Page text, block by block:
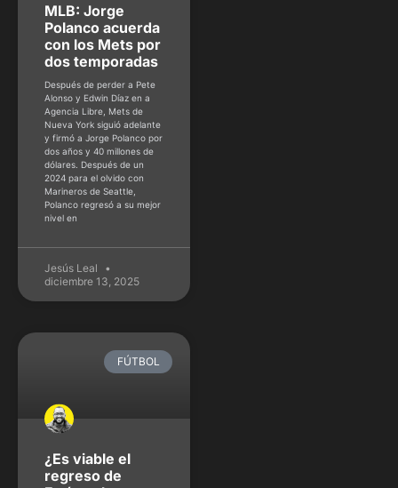
MLB: Jorge
Polanco acuerda
con los Mets por
dos temporadas
Después de perder a Pete
Alonso y Edwin Díaz en a
Agencia Libre, Mets de
Nueva York siguió adelante
y firmó a Jorge Polanco por
dos años y 40 millones de
dólares. Después de un
2024 para el olvido con
Marineros de Seattle,
Polanco regresó a su mejor
nivel en
Jesús Leal
diciembre 13, 2025
FÚTBOL
¿Es viable el
regreso de